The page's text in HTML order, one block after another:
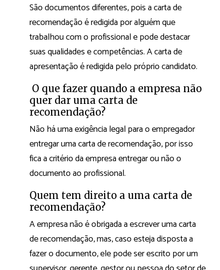
São documentos diferentes, pois a carta de
recomendação é redigida por alguém que
trabalhou com o profissional e pode destacar
suas qualidades e competências. A carta de
apresentação é redigida pelo próprio candidato.
O que fazer quando a empresa não
quer dar uma carta de
recomendação?
Não há uma exigência legal para o empregador
entregar uma carta de recomendação, por isso
fica a critério da empresa entregar ou não o
documento ao profissional.
Quem tem direito a uma carta de
recomendação?
A empresa não é obrigada a escrever uma carta
de recomendação, mas, caso esteja disposta a
fazer o documento, ele pode ser escrito por um